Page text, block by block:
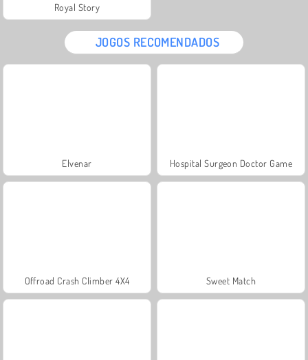
Royal Story
JOGOS RECOMENDADOS
Elvenar Hospital Surgeon Doctor Game
Offroad Crash Climber 4X4 Sweet Match